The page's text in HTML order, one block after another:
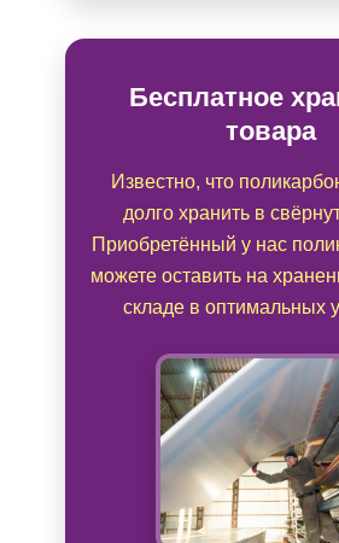
Бесплатное
товара
Известно, что
долго хранить в
Приобретённый у нас
можете оставить на
складе в оптимальных